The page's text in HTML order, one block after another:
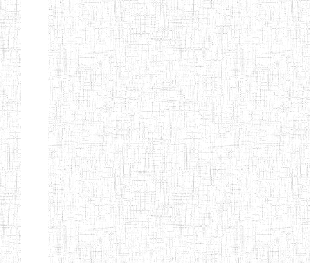
Afficher Page 13 sur 13 Total: 307
Début Préc. 4 5 6 7 8
9
13
Suivant Fin
KUMBA
GTTC AKWA-
BAKASSI
27/08/2013 ENIEG Public
GTTC
MUNDEMBA
01/08/1997 ENIEG Public